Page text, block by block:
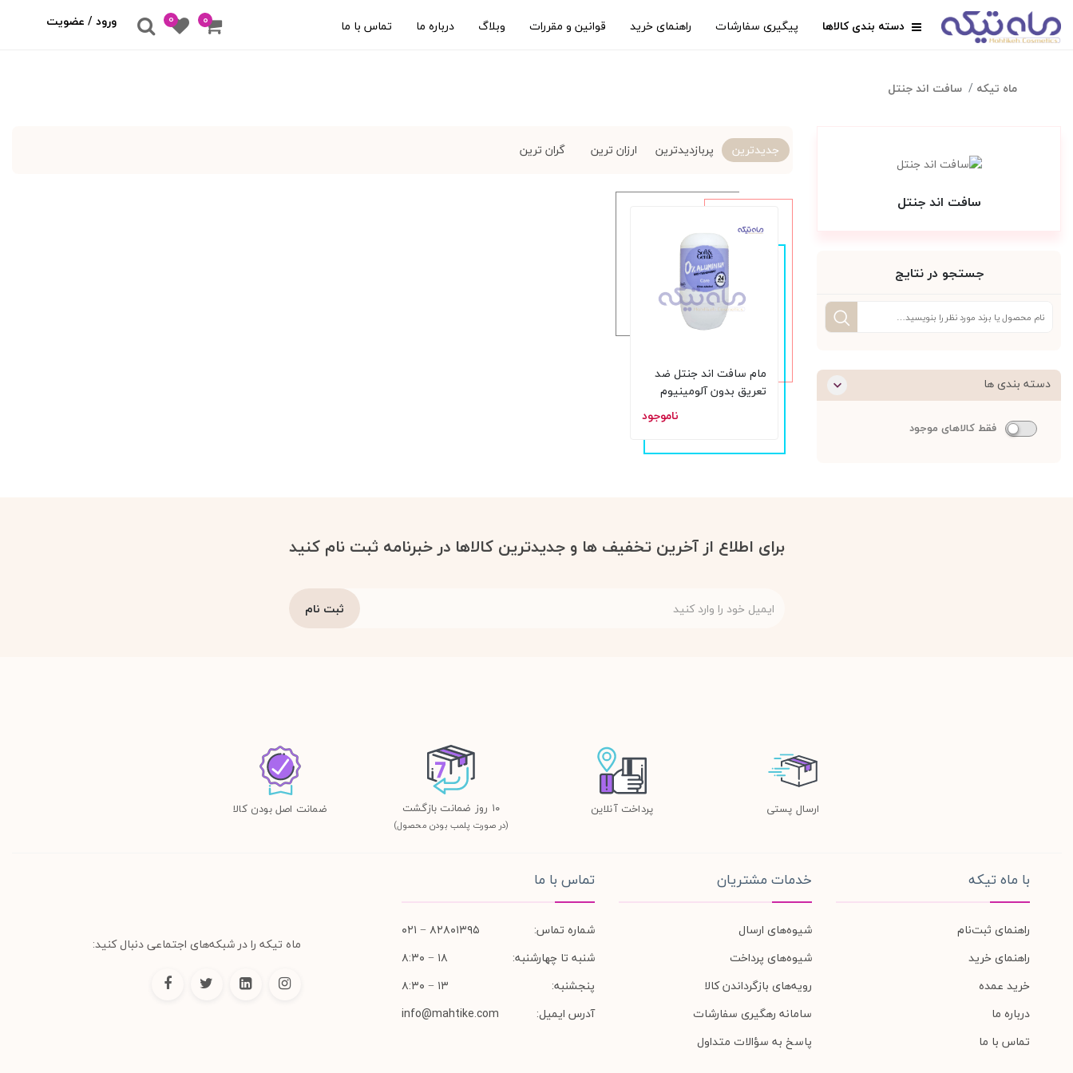
دسته بندی کالاها پیگیری سفارشات راهنمای خرید قوانین و مقررات وبلاگ درباره ما تماس با ما ۰ 0 ورود / عضویت
ماه تیکه سافت اند جنتل
سافت اند جنتل
جستجو در نتایج
دسته بندی ها
فقط کالاهای موجود
جدیدترین پربازدیدترین ارزان ترین گران ترین
مام سافت اند جنتل ضد
تعریق بدون آلومینیوم
ناموجود
برای اطلاع از آخرین تخفیف ها و جدیدترین کالاها در خبرنامه ثبت نام کنید
ارسال پستی پرداخت آنلاین ١٠ روز ضمانت بازگشت
(در صورت پلمب بودن محصول)
ضمانت اصل بودن کالا
با ماه تیکه
راهنمای ثبت‌نام
راهنمای خرید
خرید عمده
درباره ما
تماس با ما
خدمات مشتریان
شیوه‌های ارسال
شیوه‌های پرداخت
رویه‌های بازگرداندن کالا
سامانه رهگیری سفارشات
پاسخ به سؤالات متداول
تماس با ما
شماره تماس:
۸۲۸۰۱۳۹۵ − ۰۲۱
شنبه تا چهارشنبه:
۱۸ − ۸:۳۰
پنجشنبه:
۱۳ − ۸:۳۰
آدرس ایمیل:
info@mahtike.com
ماه تیکه را در شبکه‌های اجتماعی دنبال کنید: